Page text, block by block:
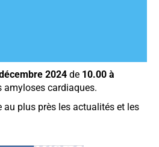
2024de 10.00 à
amyloses cardiaques.
au plus près les actualités et les